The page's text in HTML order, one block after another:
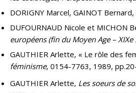
DORIGNY Marcel, GAINOT Bernard,
DUFOURNAUD Nicole et MICHON
européens (fin du Moyen Age – XIXe
GAUTHIER Arlette, « Le rôle des
féminisme, 0154-7763, 1989,
GAUTHIER Arlette, Les soeurs de